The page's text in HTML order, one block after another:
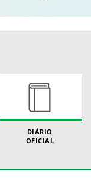
DIÁRIO
OFICIAL